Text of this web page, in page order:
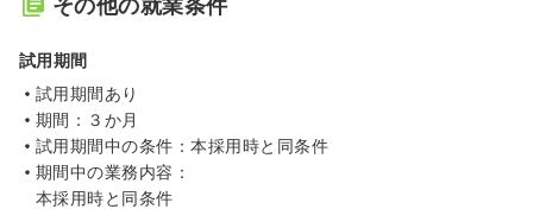
その他の就業条件
試用期間
試用期間あり
期間：３か月
試用期間中の条件：本採用時と同条件
期間中の業務内容：
本採用時と同条件